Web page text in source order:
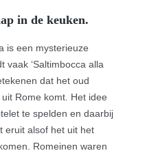
in de keuken.
is een mysterieuze
vaak ‘Saltimbocca alla
dat het oud
Rome komt. Het idee
te spelden en daarbij
eruit alsof het uit het
Romeinen waren